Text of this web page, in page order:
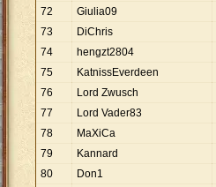
72
Giulia09
73
DiChris
74
hengzt2804
75
KatnissEverdeen
76
Lord Zwusch
77
Lord Vader83
78
MaXiCa
79
Kannard
80
Don1